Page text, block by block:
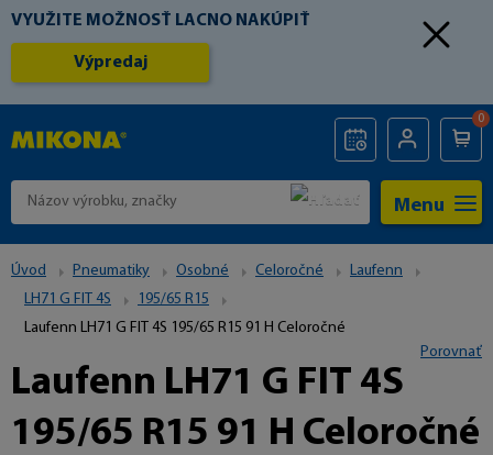
VYUŽITE MOŽNOSŤ LACNO NAKÚPIŤ
Výpredaj
0
Menu
Úvod Pneumatiky Osobné Celoročné
Laufenn
LH71 G FIT 4S
195/65 R15
Laufenn LH71 G FIT 4S 195/65 R15 91 H Celoročné
Laufenn LH71 G FIT 4S
195/65 R15 91 H Celoročné
Porovnať